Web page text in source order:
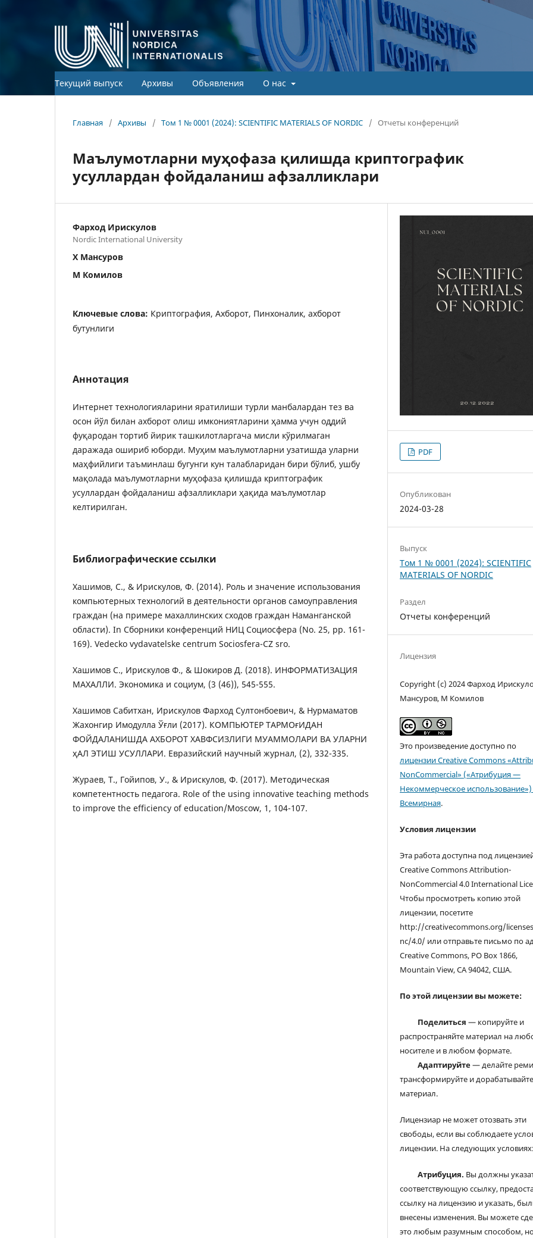
Текущий выпуск Архивы Объявления О нас
Главная / Архивы / Том 1 № 0001 (2024): SCIENTIFIC MATERIALS OF NORDIC / Отчеты конференций
Маълумотларни муҳофаза қилишда криптографик
усуллардан фойдаланиш афзалликлари
Фарход Ирискулов
Nordic International University
Х Мансуров
М Комилов
Ключевые слова: Криптография, Ахборот, Пинхоналик, ахборот
бутунлиги
Аннотация
Интернет технологияларини яратилиши турли манбалардан тез ва
осон йўл билан ахборот олиш имкониятларини ҳамма учун оддий
фуқародан тортиб йирик ташкилотларгача мисли кўрилмаган
даражада ошириб юборди. Муҳим маълумотларни узатишда уларни
маҳфийлиги таъминлаш бугунги кун талабларидан бири бўлиб, ушбу
мақолада маълумотларни муҳофаза қилишда криптографик
усуллардан фойдаланиш афзалликлари ҳақида маълумотлар
келтирилган.
Библиографические ссылки
Хашимов, С., & Ирискулов, Ф. (2014). Роль и значение использования
компьютерных технологий в деятельности органов самоуправления
граждан (на примере махаллинских сходов граждан Наманганской
области). In Сборники конференций НИЦ Социосфера (No. 25, pp. 161-
169). Vedecko vydavatelske centrum Sociosfera-CZ sro.
Хашимов С., Ирискулов Ф., & Шокиров Д. (2018). ИНФОРМАТИЗАЦИЯ
МАХАЛЛИ. Экономика и социум, (3 (46)), 545-555.
Хашимов Сабитхан, Ирискулов Фарход Султонбоевич, & Нурмаматов
Жахонгир Имодулла Ўғли (2017). КОМПЬЮТЕР ТАРМОғИДАН
ФОЙДАЛАНИШДА АХБОРОТ ХАВФСИЗЛИГИ МУАММОЛАРИ ВА УЛАРНИ
ҳАЛ ЭТИШ УСУЛЛАРИ. Евразийский научный журнал, (2), 332-335.
Жураев, Т., Гойипов, У., & Ирискулов, Ф. (2017). Методическая
компетентность педагога. Role of the using innovative teaching methods
to improve the efficiency of education/Moscow, 1, 104-107.
PDF
Опубликован
2024-03-28
Выпуск
Том 1 № 0001 (2024): SCIENTIFIC
MATERIALS OF NORDIC
Раздел
Отчеты конференций
Лицензия
Copyright (c) 2024 Фарход
Мансуров, М Комилов
Это произведение доступно по
лицензии Creative Commons
NonCommercial» («Атрибуция —
Некоммерческое использование»)
Всемирная.
Условия лицензии
Эта работа доступна под
Creative Commons Attribution-
NonCommercial 4.0 International
Чтобы просмотреть копию этой
лицензии, посетите
http://creativecommons.org/
nc/4.0/ или отправьте письмо по
Creative Commons, PO Box 1866,
Mountain View, CA 94042, США.
По этой лицензии вы можете:
Поделиться — копируйте и
распространяйте материал на
носителе и в любом формате.
Адаптируйте— делайте
трансформируйте и дорабатывайте
материал.
Лицензиар не может отозвать эти
свободы, если вы соблюдаете
лицензии. На следующих условиях:
Атрибуция. Вы должны
соответствующую ссылку,
ссылку на лицензию и указать,
внесены изменения. Вы можете
это любым разумным способом,